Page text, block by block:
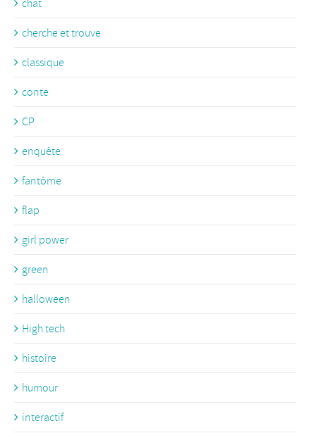
chat
cherche et trouve
classique
conte
CP
enquête
fantôme
flap
girl power
green
halloween
High tech
histoire
humour
interactif